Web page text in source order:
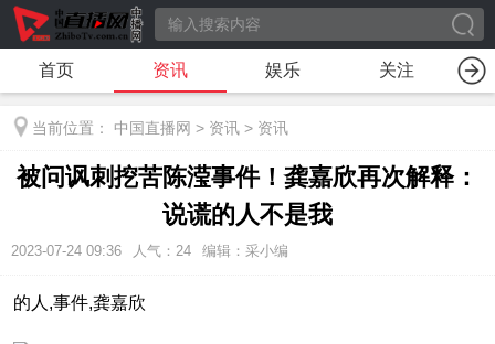
首页 资讯 娱乐 关注
当前位置： 中国直播网 > 资讯 > 资讯
被问讽刺挖苦陈滢事件！龚嘉欣再次解释：
说谎的人不是我
2023-07-24 09:36 人气： 24 编辑：采小编
的人,事件,龚嘉欣